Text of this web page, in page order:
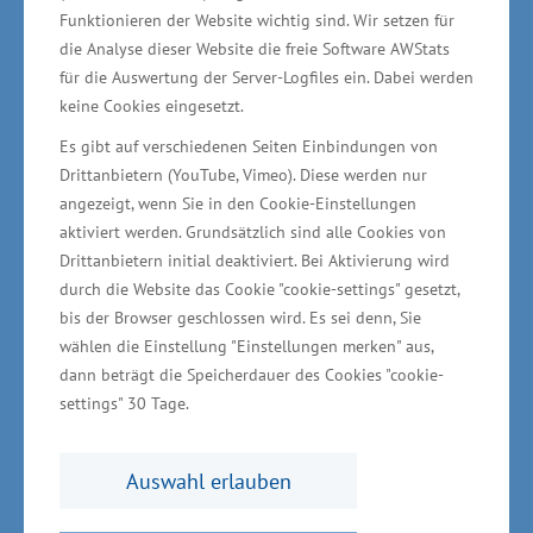
Funktionieren der Website wichtig sind. Wir setzen für
die Analyse dieser Website die freie Software AWStats
für die Auswertung der Server-Logfiles ein. Dabei werden
keine Cookies eingesetzt.
Es gibt auf verschiedenen Seiten Einbindungen von
Drittanbietern (YouTube, Vimeo). Diese werden nur
angezeigt, wenn Sie in den Cookie-Einstellungen
aktiviert werden. Grundsätzlich sind alle Cookies von
Drittanbietern initial deaktiviert. Bei Aktivierung wird
durch die Website das Cookie "cookie-settings" gesetzt,
bis der Browser geschlossen wird. Es sei denn, Sie
wählen die Einstellung "Einstellungen merken" aus,
dann beträgt die Speicherdauer des Cookies "cookie-
settings" 30 Tage.
Auswahl erlauben
Schutzstandards in diesem Jahr im
Landesschnitt bei rund 86 Prozent. Viele
Quartiere waren in den Sommermonaten sehr
gut gebucht oder sogar ausgebucht; in einigen
Betrieben in den Binnenregionen lag die
Auslastung teilweise etwas niedriger. Im
Zeitraum der Sommerferien in Deutschland von
Ende Juni bis Mitte September werden
zwischen Ostsee und Seenplatte rund vier
Millionen Menschen Urlaub gemacht haben.
„Das sind viele, aber doch ein paar weniger als
beispielsweise im Vorjahr. Dies hängt
Maßnahmen und dem damit zum Teil